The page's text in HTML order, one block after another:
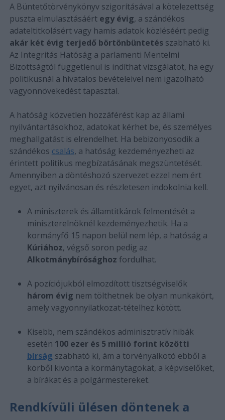
A Büntetőtörvénykönyv szigorításával a kötelezettség
puszta elmulasztásáért egy évig, a szándékos
adateltitkolásért vagy hamis adatok közléséért pedig
akár két évig terjedő börtönbüntetésszabható ki.
Az Integritás Hatóság a parlamenti Mentelmi
Bizottságtól függetlenül is indíthat vizsgálatot, ha egy
politikusnál a hivatalos bevételeivel nem igazolható
vagyonnövekedést tapasztal.
A hatóság közvetlen hozzáférést kap az állami
nyilvántartásokhoz, adatokat kérhet be, és személyes
meghallgatást is elrendelhet. Ha bebizonyosodik a
szándékos csalás, a hatóság kezdeményezheti az
érintett politikus megbízatásának megszüntetését.
Amennyiben a döntéshozó szervezet ezzel nem ért
egyet, azt nyilvánosan és részletesen indokolnia kell.
A miniszterek és államtitkárok felmentését a
miniszterelnöknél kezdeményezhetik. Ha a
kormányfő 15 napon belül nem lép, a hatóság a
Kúriához, végső soron pedig az
Alkotmánybírósághoz fordulhat.
A pozíciójukból elmozdított tisztségviselők
három évig nem tölthetnek be olyan munkakört,
amely vagyonnyilatkozat-tételhez kötött.
Kisebb, nem szándékos adminisztratív hibák
esetén 100 ezer és 5 millió forint közötti
bírság szabható ki, ám a törvényalkotó ebből a
körből kivonta a kormánytagokat, a képviselőket,
a bírákat és a polgármestereket.
Rendkívüli ülésen döntenek a